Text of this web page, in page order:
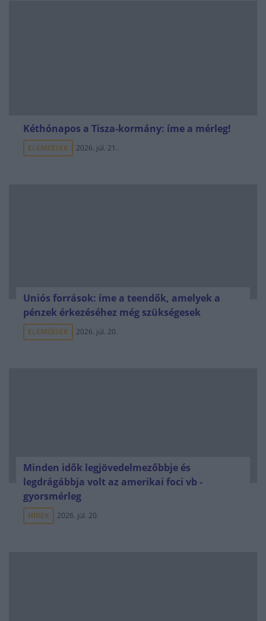
Kéthónapos a Tisza-kormány: íme a mérleg!
ELEMZÉSEK 2026. júl. 21.
Uniós források: íme a teendők, amelyek a
pénzek érkezéséhez még szükségesek
ELEMZÉSEK 2026. júl. 20.
Minden idők legjövedelmezőbbje és
legdrágábbja volt az amerikai foci vb -
gyorsmérleg
HÍREK 2026. júl. 20.